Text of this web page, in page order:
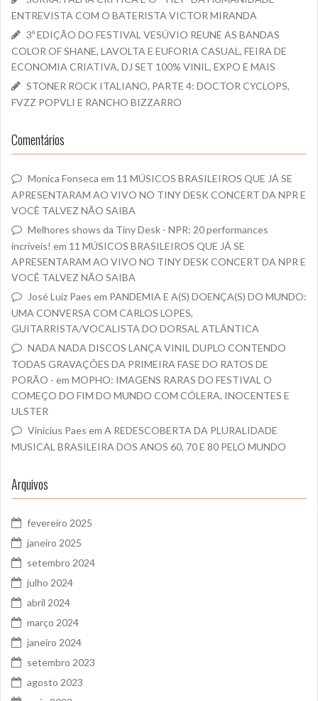
ENTREVISTA COM O BATERISTA VICTOR MIRANDA
3º EDIÇÃO DO FESTIVAL VESÚVIO REUNE AS BANDAS
COLOR OF SHANE, LAVOLTA E EUFORIA CASUAL, FEIRA DE
ECONOMIA CRIATIVA, DJ SET 100% VINIL, EXPO E MAIS
STONER ROCK ITALIANO, PARTE 4: DOCTOR CYCLOPS,
FVZZ POPVLI E RANCHO BIZZARRO
Comentários
Monica Fonseca em 11 MÚSICOS BRASILEIROS QUE JÁ SE
APRESENTARAM AO VIVO NO TINY DESK CONCERT DA NPR E
VOCÊ TALVEZ NÃO SAIBA
Melhores shows da Tiny Desk - NPR: 20 performances
incríveis! em 11 MÚSICOS BRASILEIROS QUE JÁ SE
APRESENTARAM AO VIVO NO TINY DESK CONCERT DA NPR E
VOCÊ TALVEZ NÃO SAIBA
José Luiz Paes em PANDEMIA E A(S) DOENÇA(S) DO MUNDO:
UMA CONVERSA COM CARLOS LOPES,
GUITARRISTA/VOCALISTA DO DORSAL ATLÂNTICA
NADA NADA DISCOS LANÇA VINIL DUPLO CONTENDO
TODAS GRAVAÇÕES DA PRIMEIRA FASE DO RATOS DE
PORÃO - em MOPHO: IMAGENS RARAS DO FESTIVAL O
COMEÇO DO FIM DO MUNDO COM CÓLERA, INOCENTES E
ULSTER
Vinicius Paes em A REDESCOBERTA DA PLURALIDADE
MUSICAL BRASILEIRA DOS ANOS 60, 70 E 80 PELO MUNDO
Arquivos
fevereiro 2025
janeiro 2025
setembro 2024
julho 2024
abril 2024
março 2024
janeiro 2024
setembro 2023
agosto 2023